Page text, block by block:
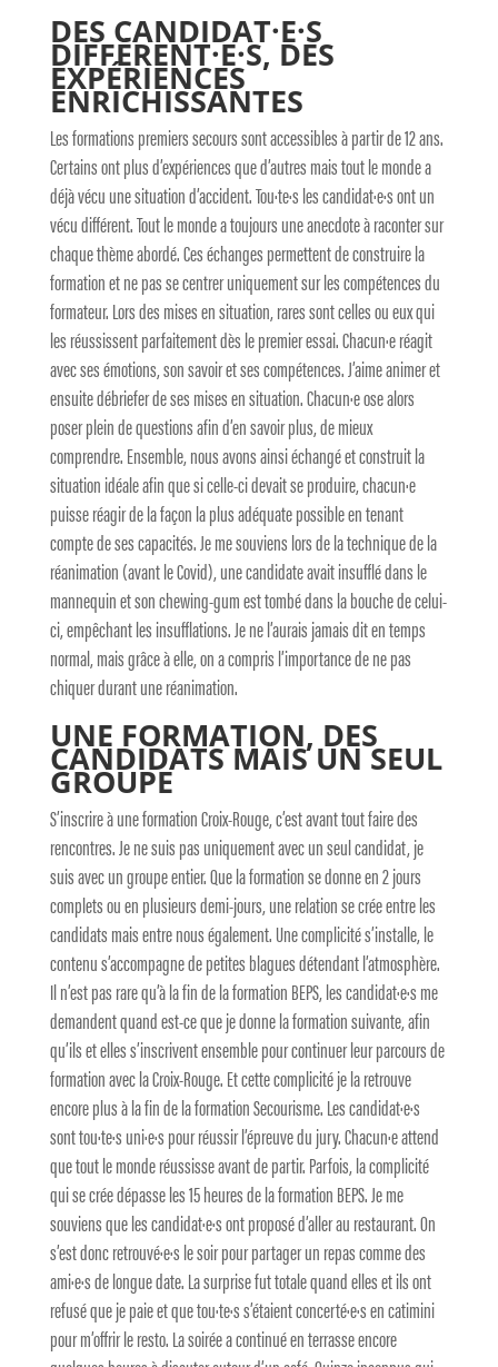
DES CANDIDAT·E·S
DIFFÉRENT·E·S, DES
EXPÉRIENCES
ENRICHISSANTES
Les formations premiers secours sont accessibles à partir de 12 ans.
Certains ont plus d’expériences que d’autres mais tout le monde a
déjà vécu une situation d’accident. Tou·te·s les candidat·e·s ont un
vécu différent. Tout le monde a toujours une anecdote à raconter sur
chaque thème abordé. Ces échanges permettent de construire la
formation et ne pas se centrer uniquement sur les compétences du
formateur. Lors des mises en situation, rares sont celles ou eux qui
les réussissent parfaitement dès le premier essai. Chacun·e réagit
avec ses émotions, son savoir et ses compétences. J’aime animer et
ensuite débriefer de ses mises en situation. Chacun·e ose alors
poser plein de questions afin d’en savoir plus, de mieux
comprendre. Ensemble, nous avons ainsi échangé et construit la
situation idéale afin que si celle-ci devait se produire, chacun·e
puisse réagir de la façon la plus adéquate possible en tenant
compte de ses capacités. Je me souviens lors de la technique de la
réanimation (avant le Covid), une candidate avait insufflé dans le
mannequin et son chewing-gum est tombé dans la bouche de celui-
ci, empêchant les insufflations. Je ne l’aurais jamais dit en temps
normal, mais grâce à elle, on a compris l’importance de ne pas
chiquer durant une réanimation.
UNE FORMATION, DES
CANDIDATS MAIS UN SEUL
GROUPE
S’inscrire à une formation Croix-Rouge, c’est avant tout faire des
rencontres. Je ne suis pas uniquement avec un seul candidat, je
suis avec un groupe entier. Que la formation se donne en 2 jours
complets ou en plusieurs demi-jours, une relation se crée entre les
candidats mais entre nous également. Une complicité s’installe, le
contenu s’accompagne de petites blagues détendant l’atmosphère.
Il n’est pas rare qu’à la fin de la formation BEPS, les candidat·e·s me
demandent quand est-ce que je donne la formation suivante, afin
qu’ils et elles s’inscrivent ensemble pour continuer leur parcours de
formation avec la Croix-Rouge. Et cette complicité je la retrouve
encore plus à la fin de la formation Secourisme. Les candidat·e·s
sont tou·te·s uni·e·s pour réussir l’épreuve du jury. Chacun·e attend
que tout le monde réussisse avant de partir. Parfois, la complicité
qui se crée dépasse les 15 heures de la formation BEPS. Je me
souviens que les candidat·e·s ont proposé d’aller au restaurant. On
s’est donc retrouvé·e·s le soir pour partager un repas comme des
ami·e·s de longue date. La surprise fut totale quand elles et ils ont
refusé que je paie et que tou·te·s s’étaient concerté·e·s en catimini
pour m’offrir le resto. La soirée a continué en terrasse encore